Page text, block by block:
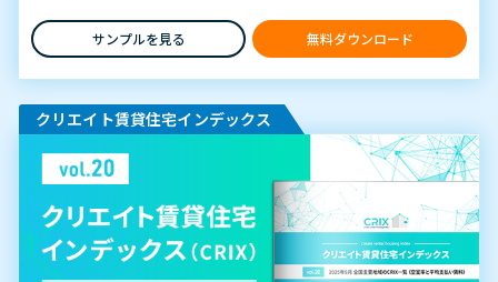
サンプルを見る 無料ダウンロード
クリエイト賃貸住宅インデックス